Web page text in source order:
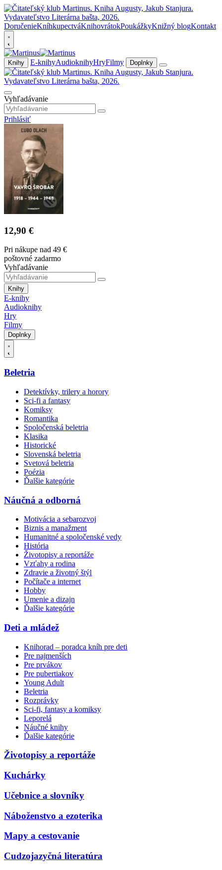
DoručenieKníhkupectváKnihovrátokPoukážkyKnižný blogKontakt
Knihy E-knihyAudioknihyHryFilmy Doplnky
Vyhľadávanie
Prihlásiť
12,90 €
Pri nákupe nad 49 €
poštovné zadarmo
Vyhľadávanie
Knihy
E-knihy
Audioknihy
Hry
Filmy
Doplnky
Beletria
Detektívky, trilery a horory
Sci-fi a fantasy
Komiksy
Romantika
Spoločenská beletria
Klasika
Historické
Slovenská beletria
Svetová beletria
Poézia
Ďalšie kategórie
Náučná a odborná
Motivácia a sebarozvoj
Biznis a manažment
Humanitné a spoločenské vedy
História
Životopisy a reportáže
Vzťahy a rodina
Zdravie a životný štýl
Počítače a internet
Hobby
Umenie a dizajn
Ďalšie kategórie
Deti a mládež
Knihorad – poradca kníh pre deti
Pre najmenších
Pre prvákov
Pre pubertiakov
Young Adult
Beletria
Rozprávky
Sci-fi, fantasy a komiksy
Leporelá
Náučné knihy
Ďalšie kategórie
Životopisy a reportáže
Kuchárky
Učebnice a slovníky
Náboženstvo a ezoterika
Mapy a cestovanie
Cudzojazyčná literatúra